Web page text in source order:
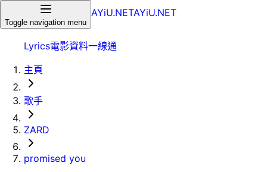
Toggle navigation menu
AYiU.NETAYiU.NET
Lyrics電影資料一線通
主頁
歌手
ZARD
promised you